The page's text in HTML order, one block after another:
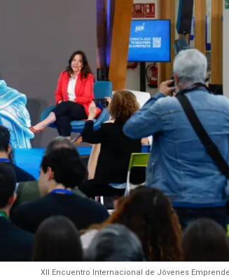
XII Encuentro Internacional de Jóvenes